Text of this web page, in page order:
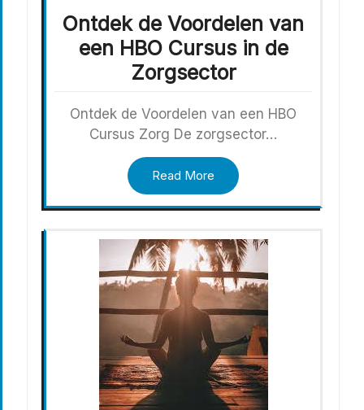
Ontdek de Voordelen van
een HBO Cursus in de
Zorgsector
Ontdek de Voordelen van een HBO
Cursus Zorg De zorgsector…
Read More